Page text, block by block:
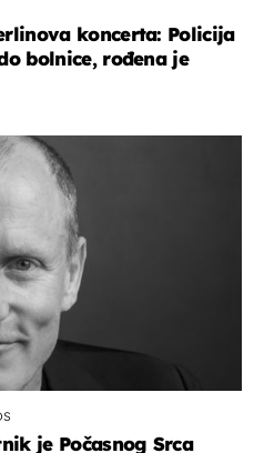
koncerta: Policija
bolnice, rođena je
je Počasnog Srca